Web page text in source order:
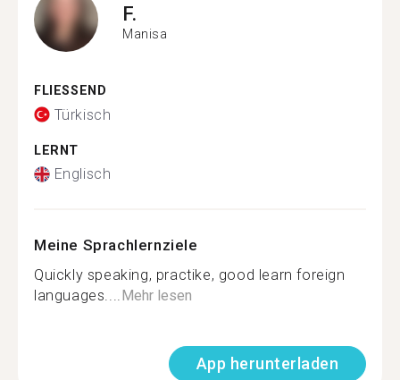
F.
Manisa
FLIESSEND
Türkisch
LERNT
Englisch
Meine Sprachlernziele
Quickly speaking, practike, good learn foreign
languages....Mehr lesen
App herunterladen